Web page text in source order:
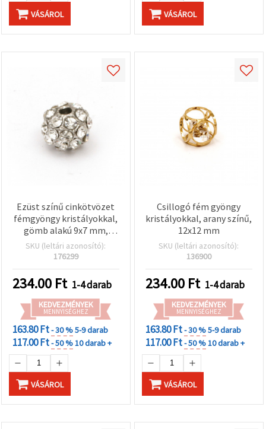
VÁSÁROL VÁSÁROL
Ezüst színű cinkötvözet
fémgyöngy kristályokkal,
gömb alakú 9x7 mm,
furat 2 mm,
ékszerkészítéshez
SKU (leltári azonosító):
176299
234.00 Ft 1-4 darab
KEDVEZMÉNYEK
MENNYISÉGHEZ
163.80 Ft- 30 %5-9 darab
117.00 Ft- 50 %10 darab +
VÁSÁROL
Csillogó fém gyöngy
kristályokkal, arany színű,
12x12 mm
SKU (leltári azonosító):
136900
234.00 Ft 1-4 darab
KEDVEZMÉNYEK
MENNYISÉGHEZ
163.80 Ft- 30 %5-9 darab
117.00 Ft- 50 %10 darab +
VÁSÁROL